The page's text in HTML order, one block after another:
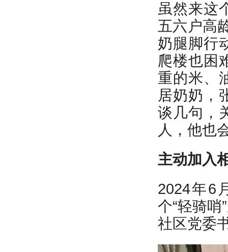
虽然来这
五六户高
奶腿脚行
爬楼也困
重的米、
居奶奶，
谈几句，
人，他也
主动加入
2024年6
个“轻骑
社区党委